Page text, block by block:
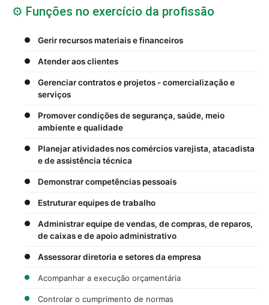
⚙️ Funções no exercício da profissão
Gerir recursos materiais e financeiros
Atender aos clientes
Gerenciar contratos e projetos - comercialização e
serviços
Promover condições de segurança, saúde, meio
ambiente e qualidade
Planejar atividades nos comércios varejista, atacadista
e de assistência técnica
Demonstrar competências pessoais
Estruturar equipes de trabalho
Administrar equipe de vendas, de compras, de reparos,
de caixas e de apoio administrativo
Assessorar diretoria e setores da empresa
Acompanhar a execução orçamentária
Controlar o cumprimento de normas